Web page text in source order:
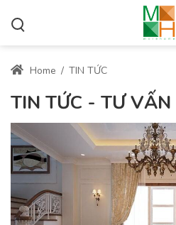
Home / TIN TỨC
TIN TỨC - TƯ VẤN